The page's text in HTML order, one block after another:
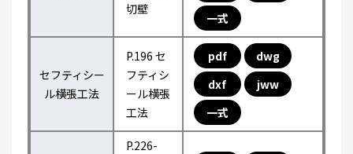
切壁
一式
セフティシー
ル横張工法
P.196 セ
フティシ
ール横張
工法
pdf
dwg
dxf
jww
一式
P.226-